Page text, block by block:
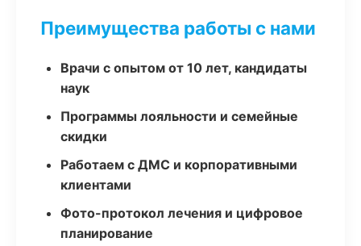
Преимущества работы с нами
Врачи с опытом от 10 лет, кандидаты
наук
Программы лояльности и семейные
скидки
Работаем с ДМС и корпоративными
клиентами
Фото-протокол лечения и цифровое
планирование